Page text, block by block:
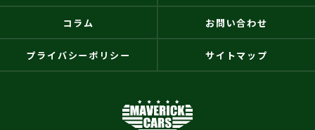
コラム お問い合わせ
プライバシーポリシー サイトマップ